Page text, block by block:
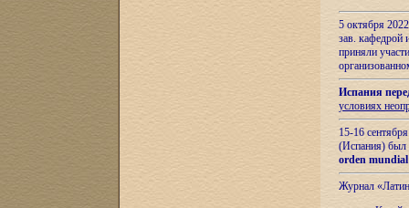
5 октября
зав.
приняли
Испания
условиях
15-16
(Испания) был
orden
Журнал